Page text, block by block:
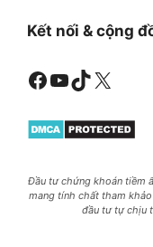
Kết nối & cộng
Facebook
Youtube
TikTok
X
Đầu tư chứng khoán tiềm
mang tính chất tham
đầu tư tự chịu